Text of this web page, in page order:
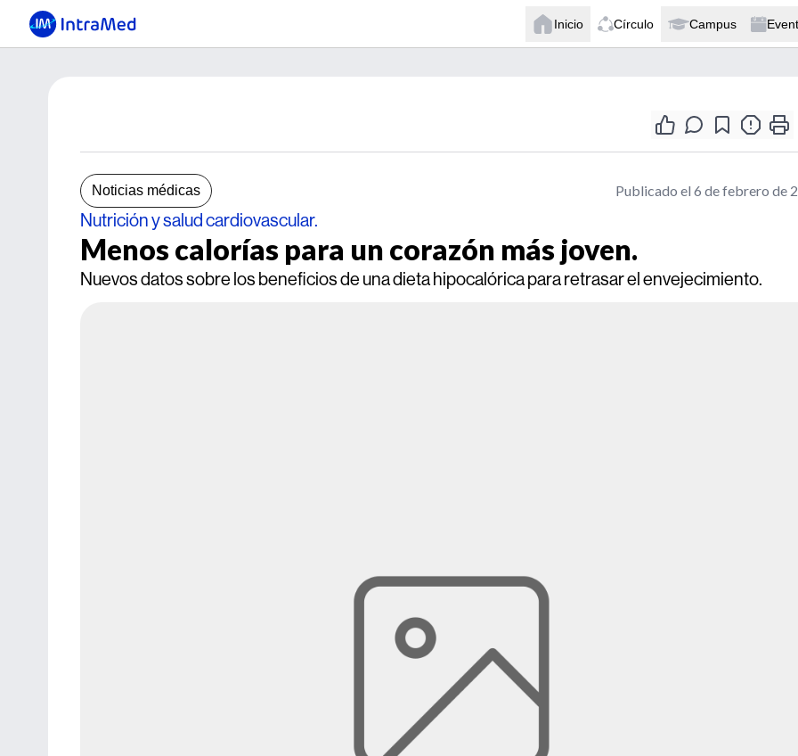
Inicio Círculo Campus
Noticias médicas Publicado el 6 de febrero de
Nutrición y salud cardiovascular.
Menos calorías para un corazón más joven.
Nuevos datos sobre los beneficios de una dieta hipocalórica para retrasar el envejecimiento.